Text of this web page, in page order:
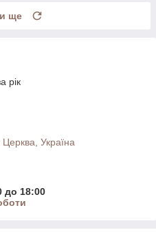
ще
рік
Україна
до 18:00